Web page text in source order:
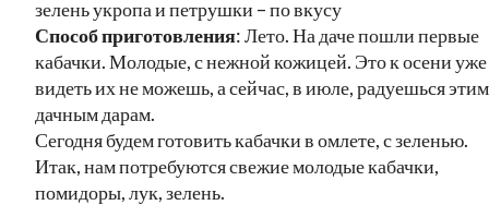
зелень укропа и петрушки – по вкусу
Способ приготовления: Лето. На даче пошли первые
кабачки. Молодые, с нежной кожицей. Это к осени уже
видеть их не можешь, а сейчас, в июле, радуешься этим
дачным дарам.
Сегодня будем готовить кабачки в омлете, с зеленью.
Итак, нам потребуются свежие молодые кабачки,
помидоры, лук, зелень.